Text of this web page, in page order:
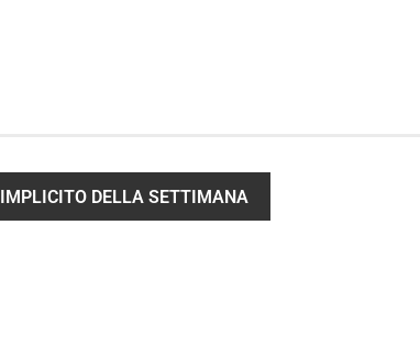
IMPLICITO DELLA SETTIMANA